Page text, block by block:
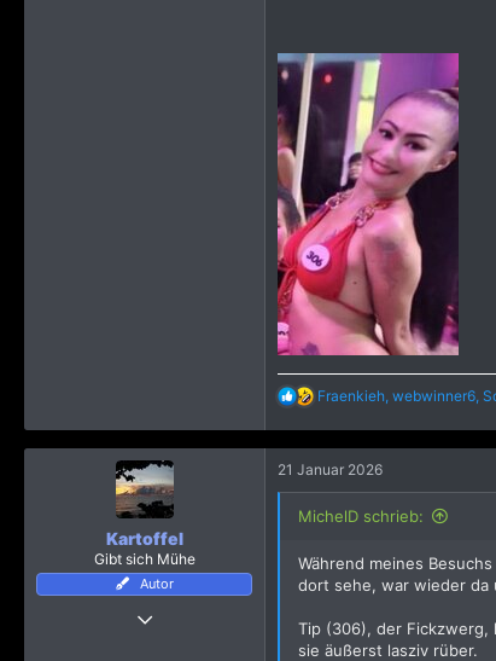
R
a
k
t
i
o
n
:
Fraenkieh, webwinner6,
Kartoffel
Gibt sich Mühe
Autor
21 Januar 2026
MichelD schrieb:
Während meines
dort sehe, war wieder da
Tip (306), der Fickzwerg,
sie äußerst lasziv rüber.